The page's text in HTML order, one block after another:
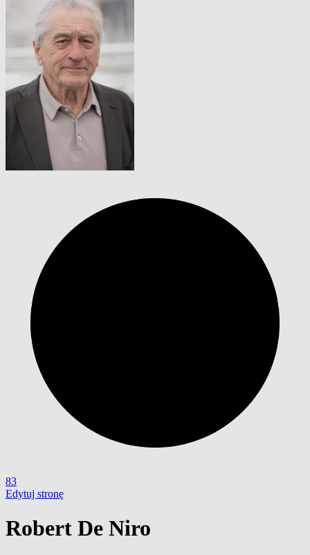
83
Edytuj stronę
Robert De Niro